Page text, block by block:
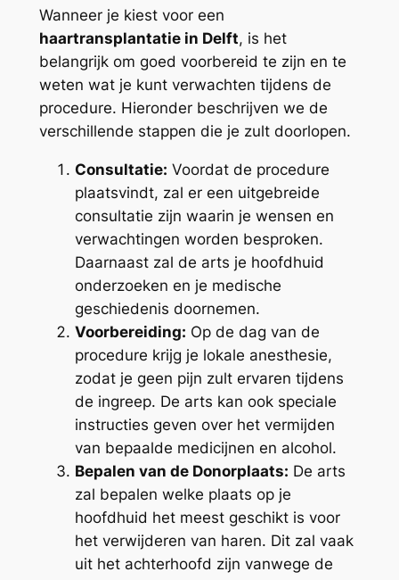
Wanneer je kiest voor een
haartransplantatie in Delft, is het
belangrijk om goed voorbereid te zijn en te
weten wat je kunt verwachten tijdens de
procedure. Hieronder beschrijven we de
verschillende stappen die je zult doorlopen.
Consultatie: Voordat de procedure
plaatsvindt, zal er een uitgebreide
consultatie zijn waarin je wensen en
verwachtingen worden besproken.
Daarnaast zal de arts je hoofdhuid
onderzoeken en je medische
geschiedenis doornemen.
Voorbereiding: Op de dag van de
procedure krijg je lokale anesthesie,
zodat je geen pijn zult ervaren tijdens
de ingreep. De arts kan ook speciale
instructies geven over het vermijden
van bepaalde medicijnen en alcohol.
Bepalen van de Donorplaats: De arts
zal bepalen welke plaats op je
hoofdhuid het meest geschikt is voor
het verwijderen van haren. Dit zal vaak
uit het achterhoofd zijn vanwege de